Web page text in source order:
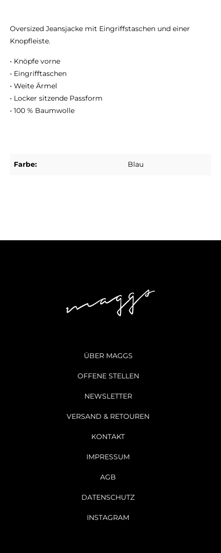
Oversized Jeansjacke mit Eingriffstaschen und einer
Knopfleiste.
• Knöpfe vorne
• Eingrifftaschen
• Weite Ärmel
• Locker sitzende Passform
• 100 % Baumwolle
Farbe: Blau
ÜBER MAGGS
OFFENE STELLEN
NEWSLETTER
VERSAND & RETOUREN
KONTAKT
IMPRESSUM
AGB
DATENSCHUTZ
INSTAGRAM